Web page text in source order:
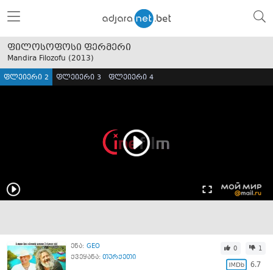
ფილოსოფოსი ფერმერი
Mandira Filozofu (2013)
ფლეიერი 2 ფლეიერი 3 ფლეიერი 4
ენა: GEO
ქვეყანა: თურქეთი
0 1
6.7